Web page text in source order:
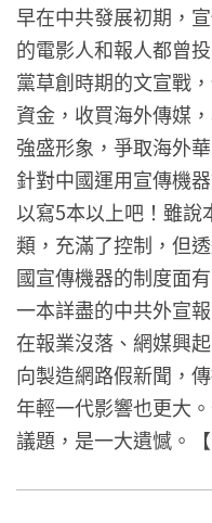
早在中共發展初期，
的電影人和報人都曾
黨草創時期的文宣戰
資金，收買海外傳媒
強盛形象，爭取海外
針對中國運用宣傳機
以寫5本以上吧！雖說
類，充滿了控制，但
國宣傳機器的制度面
一本詳盡的中共外宣報
在報業沒落、網媒興
向製造網路假新聞，
年輕一代影響也更大
議題，是一大遺憾。【